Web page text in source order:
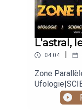
L'astral,
04:04 |
Zone
Animé par
https://